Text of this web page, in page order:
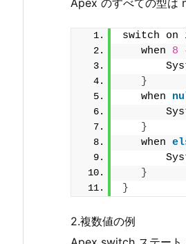
switch on
   when
8
}
   when
}
   when
}
}
2.複数値の例